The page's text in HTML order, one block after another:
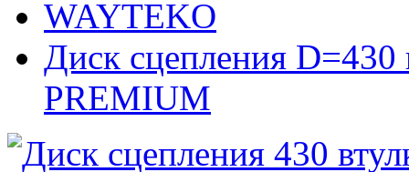
WAYTEKO
Диск сцепления
PREMIUM